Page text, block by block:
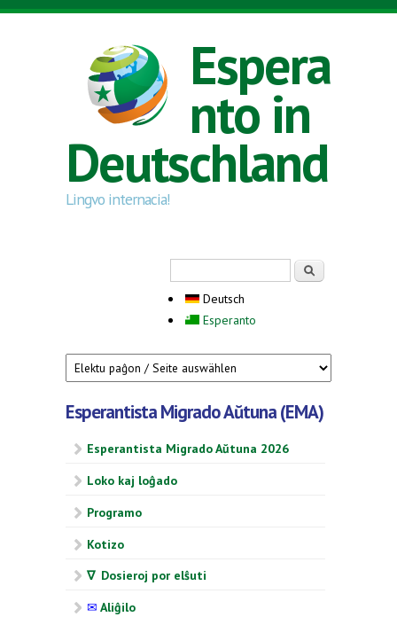
Direkt zum Inhalt
Espera
nto in
Deutschland
Lingvo internacia!
Deutsch
Esperanto
Esperantista Migrado Aŭtuna (EMA)
Esperantista Migrado Aŭtuna 2026
Loko kaj loĝado
Programo
Kotizo
∇ Dosieroj por elŝuti
✉ Aliĝilo